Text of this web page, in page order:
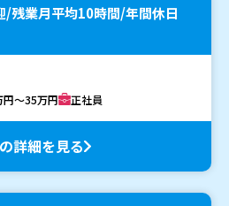
/残業月平均10時間/年間休日
円～35万円 正社員
詳細を見る